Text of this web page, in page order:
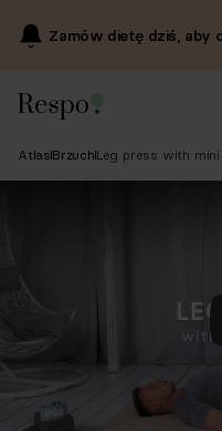
Zamów dietę dziś, aby
Atlas BrzuchLeg press with mini